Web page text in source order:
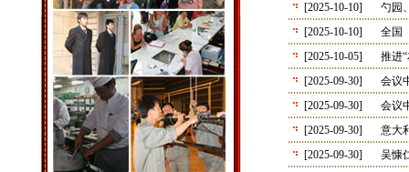
[2025-10-10]
勺园
[2025-10-10]
全国
[2025-10-05]
推进
[2025-09-30]
会议
[2025-09-30]
会议
[2025-09-30]
意大
[2025-09-30]
吴慷